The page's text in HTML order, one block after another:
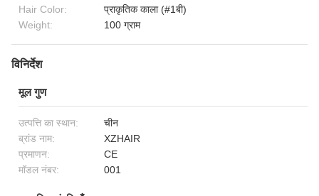
Hair Color:
प्राकृतिक काला (#1बी)
Weight:
100 ग्राम
विनिर्देश
मूल गुण
उत्पत्ति का स्थान:
चीन
ब्रांड नाम:
XZHAIR
प्रमाणन:
CE
मॉडल नंबर:
001